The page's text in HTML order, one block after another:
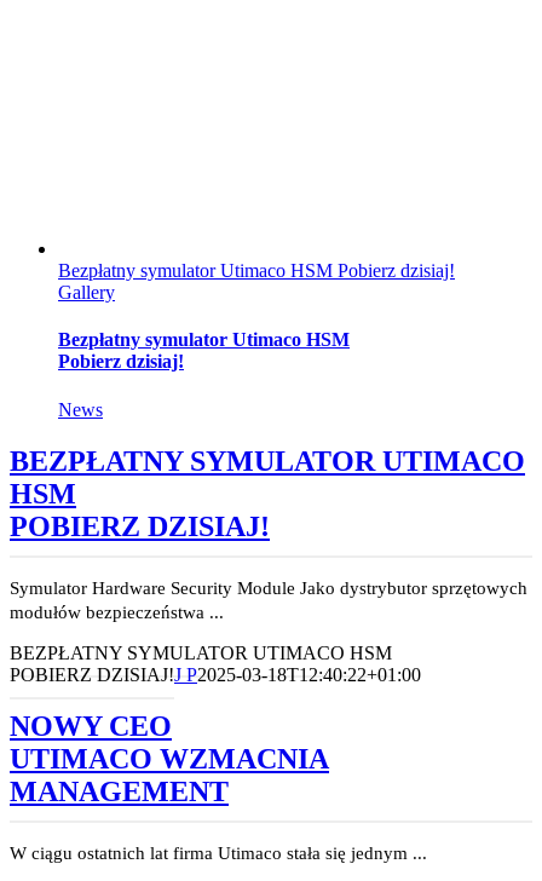
Bezpłatny symulator Utimaco HSM Pobierz dzisiaj!
Gallery
Bezpłatny symulator Utimaco HSM
Pobierz dzisiaj!
News
BEZPŁATNY SYMULATOR UTIMACO
HSM
POBIERZ DZISIAJ!
Symulator Hardware Security Module Jako dystrybutor sprzętowych
modułów bezpieczeństwa ...
BEZPŁATNY SYMULATOR UTIMACO HSM
POBIERZ DZISIAJ!J P2025-03-18T12:40:22+01:00
NOWY CEO
UTIMACO WZMACNIA
MANAGEMENT
W ciągu ostatnich lat firma Utimaco stała się jednym ...